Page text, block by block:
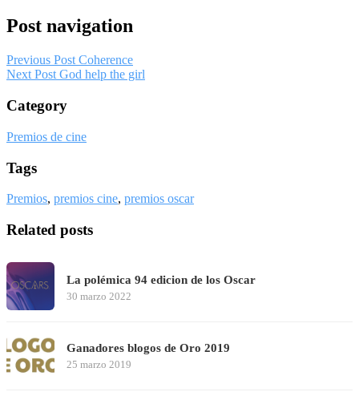
Post navigation
Previous Post Coherence
Next Post God help the girl
Category
Premios de cine
Tags
Premios, premios cine, premios oscar
Related posts
La polémica 94 edicion de los Oscar
30 marzo 2022
Ganadores blogos de Oro 2019
25 marzo 2019